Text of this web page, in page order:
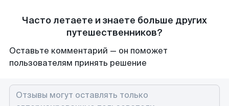
Часто летаете и знаете больше других
путешественников?
Оставьте комментарий — он поможет
пользователям принять решение